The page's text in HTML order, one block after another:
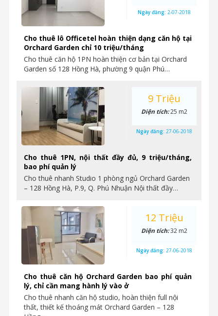
Cho thuê lô Officetel hoàn thiện dạng căn hộ tại
Orchard Garden chỉ 10 triệu/tháng
Cho thuê căn hộ 1PN hoàn thiện cơ bản tại Orchard
Garden số 128 Hồng Hà, phường 9 quận Phú…
Ngày đăng: 2-07-2018
Cho thuê 1PN, nội thất đầy đủ, 9 triệu/tháng,
bao phí quản lý
Cho thuê nhanh Studio 1 phòng ngủ Orchard Garden
– 128 Hồng Hà, P.9, Q. Phú Nhuận Nội thất đầy…
9 Triệu
Diện tích:25 m2
Ngày đăng: 27-06-2018
Cho thuê căn hộ Orchard Garden bao phí quản
lý, chỉ cần mang hành lý vào ở
Cho thuê nhanh căn hộ studio, hoàn thiện full nội
thất, thiết kế thoáng mát Orchard Garden – 128
12 Triệu
Diện tích:32 m2
Ngày đăng: 27-06-2018